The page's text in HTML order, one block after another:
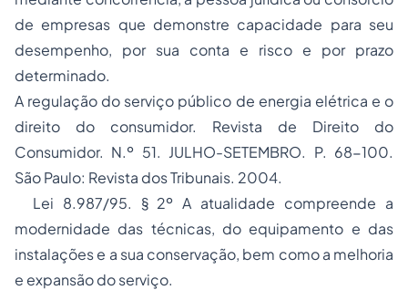
de empresas que demonstre capacidade para seu
desempenho, por sua conta e risco e por prazo
determinado.
A regulação do serviço público de energia elétrica e o
direito do consumidor. Revista de Direito do
Consumidor. N.º 51. JULHO-SETEMBRO. P. 68-100.
São Paulo: Revista dos Tribunais. 2004.
Lei 8.987/95. § 2º A atualidade compreende a
modernidade das técnicas, do equipamento e das
instalações e a sua conservação, bem como a melhoria
e expansão do serviço.